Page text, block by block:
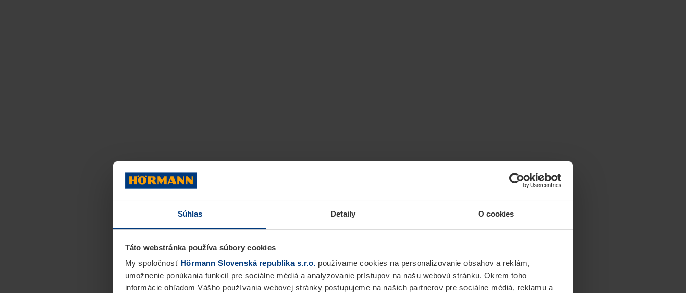
Súhlas Detaily O cookies
Táto webstránka používa súbory cookies
My spoločnosť Hörmann Slovenská republika s.r.o. používame cookies na personalizovanie obsahov a reklám,
umožnenie ponúkania funkcií pre sociálne médiá a analyzovanie prístupov na našu webovú stránku. Okrem toho
informácie ohľadom Vášho používania webovej stránky postupujeme na našich partnerov pre sociálne médiá, reklamu a